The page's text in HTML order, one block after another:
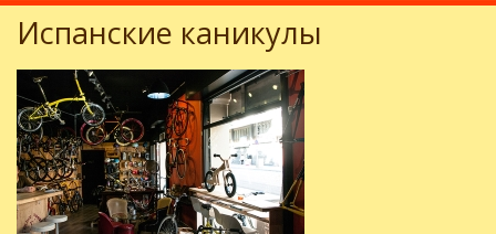
Испанские каникулы